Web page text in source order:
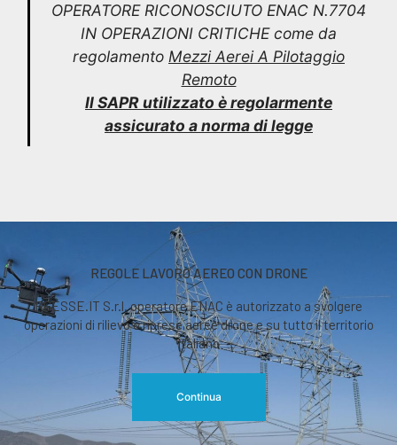
OPERATORE RICONOSCIUTO ENAC N.7704
IN OPERAZIONI CRITICHE come da
regolamento Mezzi Aerei A Pilotaggio
Remoto
Il SAPR utilizzato è regolarmente
assicurato a norma di legge
REGOLE LAVORO AEREO CON DRONE
RGESSE.IT S.r.l. operatore ENAC è autorizzato a svolgere
operazioni di rilievo o riprese aeree drone e su tutto il territorio
italiano
Continua